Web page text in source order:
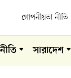
গোপনীয়তা নীতি
সারাদেশ